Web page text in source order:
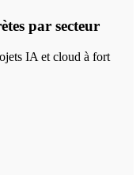
par secteur
IA et cloud à fort